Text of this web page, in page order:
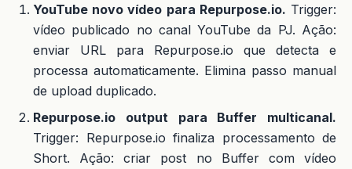
YouTube novo vídeo para Repurpose.io. Trigger:
vídeo publicado no canal YouTube da PJ. Ação:
enviar URL para Repurpose.io que detecta e
processa automaticamente. Elimina passo manual
de upload duplicado.
Repurpose.io output para Buffer multicanal.
Trigger: Repurpose.io finaliza processamento de
Short. Ação: criar post no Buffer com vídeo